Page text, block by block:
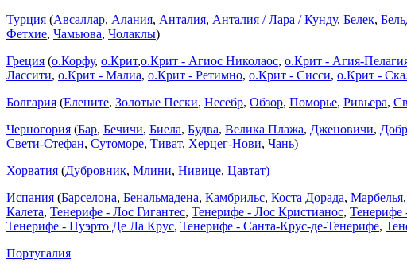
Турция (Авсаллар, Алания, Анталия, Анталия / Лара / Кунду, Белек,
Фетхие, Чамьюва, Чолаклы)
Греция (о.Корфу, о.Крит,о.Крит - Агиос Николаос, о.Крит - Агия-
Лассити, о.Крит - Малиа, о.Крит - Ретимно, о.Крит - Сисси, о.Крит -
Болгария (Елените, Золотые Пески, Несебр, Обзор, Поморье, Ривьера,
Черногория (Бар, Бечичи, Биела, Будва, Велика Плажа, Дженовичи,
Свети-Стефан, Сутоморе, Тиват, Херцег-Нови, Чань)
Хорватия (Дубровник, Млини, Нивице, Цавтат)
Испания (Барселона, Бенальмадена, Камбрильс, Коста Дорада, Марбелья,
Калета, Тенерифе - Лос Гигантес, Тенерифе - Лос Кристианос, Тенерифе
Тенерифе - Пуэрто Де Ла Круc, Тенерифе - Санта-Крус-де-Тенерифе,
Португалия